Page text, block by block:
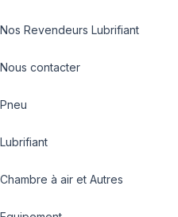
Nos Revendeurs Lubrifiant
Nous contacter
Pneu
Lubrifiant
Chambre à air et Autres